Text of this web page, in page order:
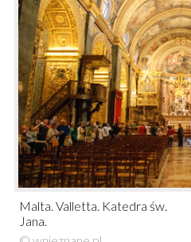
Malta. Valletta. Katedra św.
Jana.